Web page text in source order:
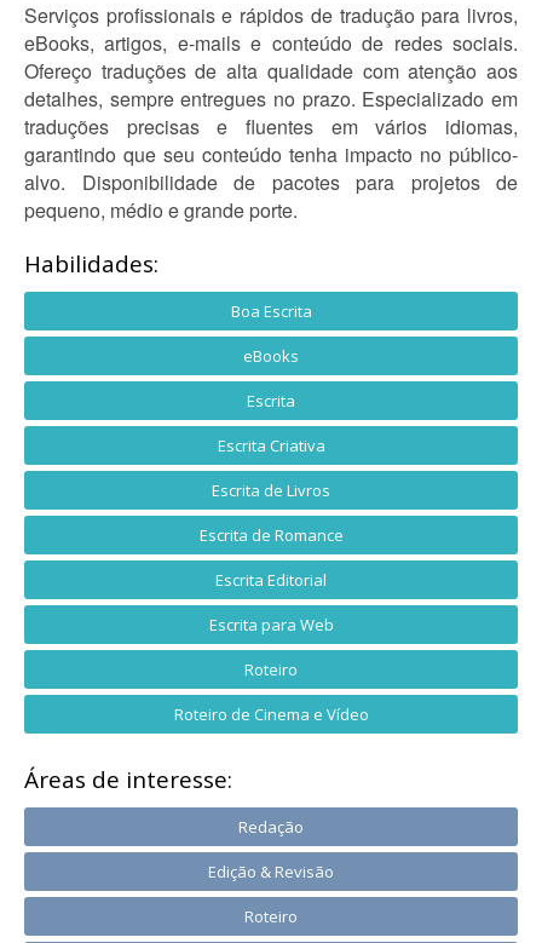
Serviços profissionais e rápidos de tradução para livros,
eBooks, artigos, e-mails e conteúdo de redes sociais.
Ofereço traduções de alta qualidade com atenção aos
detalhes, sempre entregues no prazo. Especializado em
traduções precisas e fluentes em vários idiomas,
garantindo que seu conteúdo tenha impacto no público-
alvo. Disponibilidade de pacotes para projetos de
pequeno, médio e grande porte.
Habilidades:
Boa Escrita
eBooks
Escrita
Escrita Criativa
Escrita de Livros
Escrita de Romance
Escrita Editorial
Escrita para Web
Roteiro
Roteiro de Cinema e Vídeo
Áreas de interesse:
Redação
Edição & Revisão
Roteiro